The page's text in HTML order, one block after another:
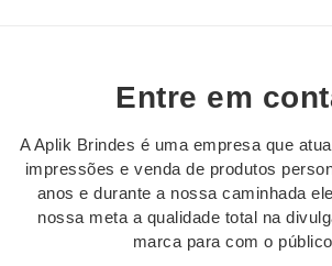
Entre em
A Aplik Brindes é uma empresa que
impressões e venda de produtos
anos e durante a nossa caminhada
nossa meta a qualidade total na
marca para com o